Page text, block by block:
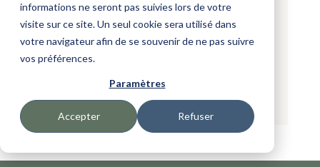
informations ne seront pas suivies lors de votre
visite sur ce site. Un seul cookie sera utilisé dans
votre navigateur afin de se souvenir de ne pas suivre
vos préférences.
Paramètres
Accepter Refuser
Identifiant ou e-mail
Réinitialisation du mot de passe